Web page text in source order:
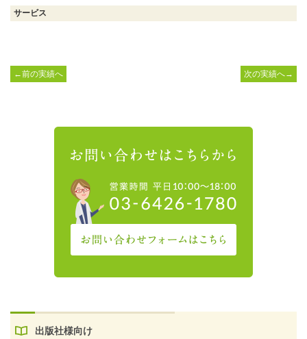
出版社様向け
サービス
←前の実績へ 次の実績へ→